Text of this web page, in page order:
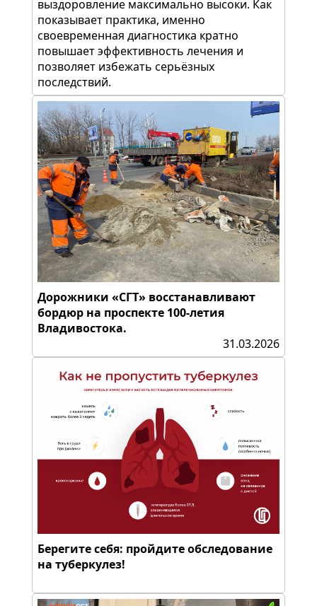
выздоровление максимально высоки. Как
показывает практика, именно
своевременная диагностика кратно
повышает эффективность лечения и
позволяет избежать серьёзных
последствий.
Дорожники «СГТ» восстанавливают
бордюр на проспекте 100-летия
Владивостока.
31.03.2026
Берегите себя: пройдите обследование
на туберкулез!